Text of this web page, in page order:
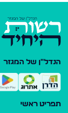
הנדל"ן של המגזר
תפריט ראשי